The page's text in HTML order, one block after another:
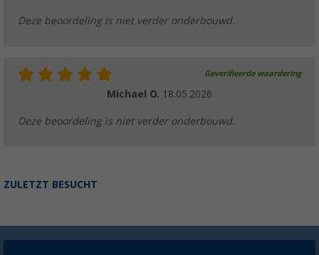
Deze beoordeling is niet verder onderbouwd.
Geverifieerde waardering
Michael O. 18.05.2026
Deze beoordeling is niet verder onderbouwd.
ZULETZT BESUCHT